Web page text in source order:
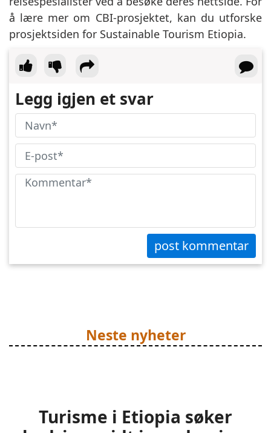
å lære mer om CBI-prosjektet, kan du utforske
prosjektsiden for Sustainable Tourism Etiopia.
Legg igjen et svar
post kommentar
Neste nyheter
Turisme i Etiopia søker